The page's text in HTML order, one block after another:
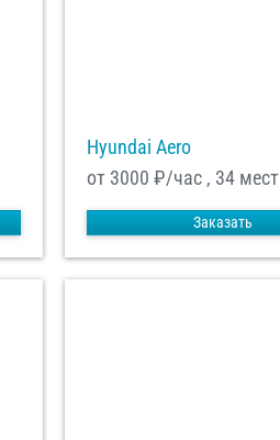
Hyundai Aero
от 3000 ₽/час , 34 мест
Заказать